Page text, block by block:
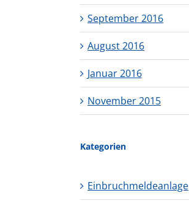
September 2016
August 2016
Januar 2016
November 2015
Kategorien
Einbruchmeldeanlage